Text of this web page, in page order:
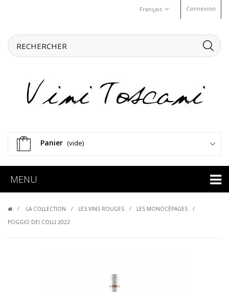
Connexion
Français
Panier (vide)
MENU
LA COLLECTION LES VINS ROUGES
LES MONOCÉPAGES
POGGIO DEI COLLI 2022